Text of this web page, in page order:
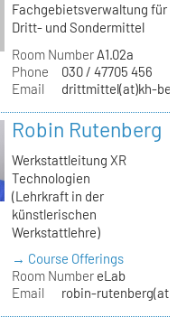
Fachgebietsverwaltung für
Dritt- und Sondermittel
Room NumberA1.02a
Phone
030 / 47705 456
Email
drittmittel(at)kh-
Robin Rutenberg
Werkstattleitung XR
Technologien
(Lehrkraft in der
künstlerischen
Werkstattlehre)
→ Course Offerings
Room NumbereLab
Email
robin-